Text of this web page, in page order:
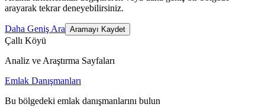
arayarak tekrar deneyebilirsiniz.
Daha Geniş Ara Aramayı Kaydet
Çallı Köyü
Analiz ve Araştırma Sayfaları
Emlak Danışmanları
Bu bölgedeki emlak danışmanlarını bulun